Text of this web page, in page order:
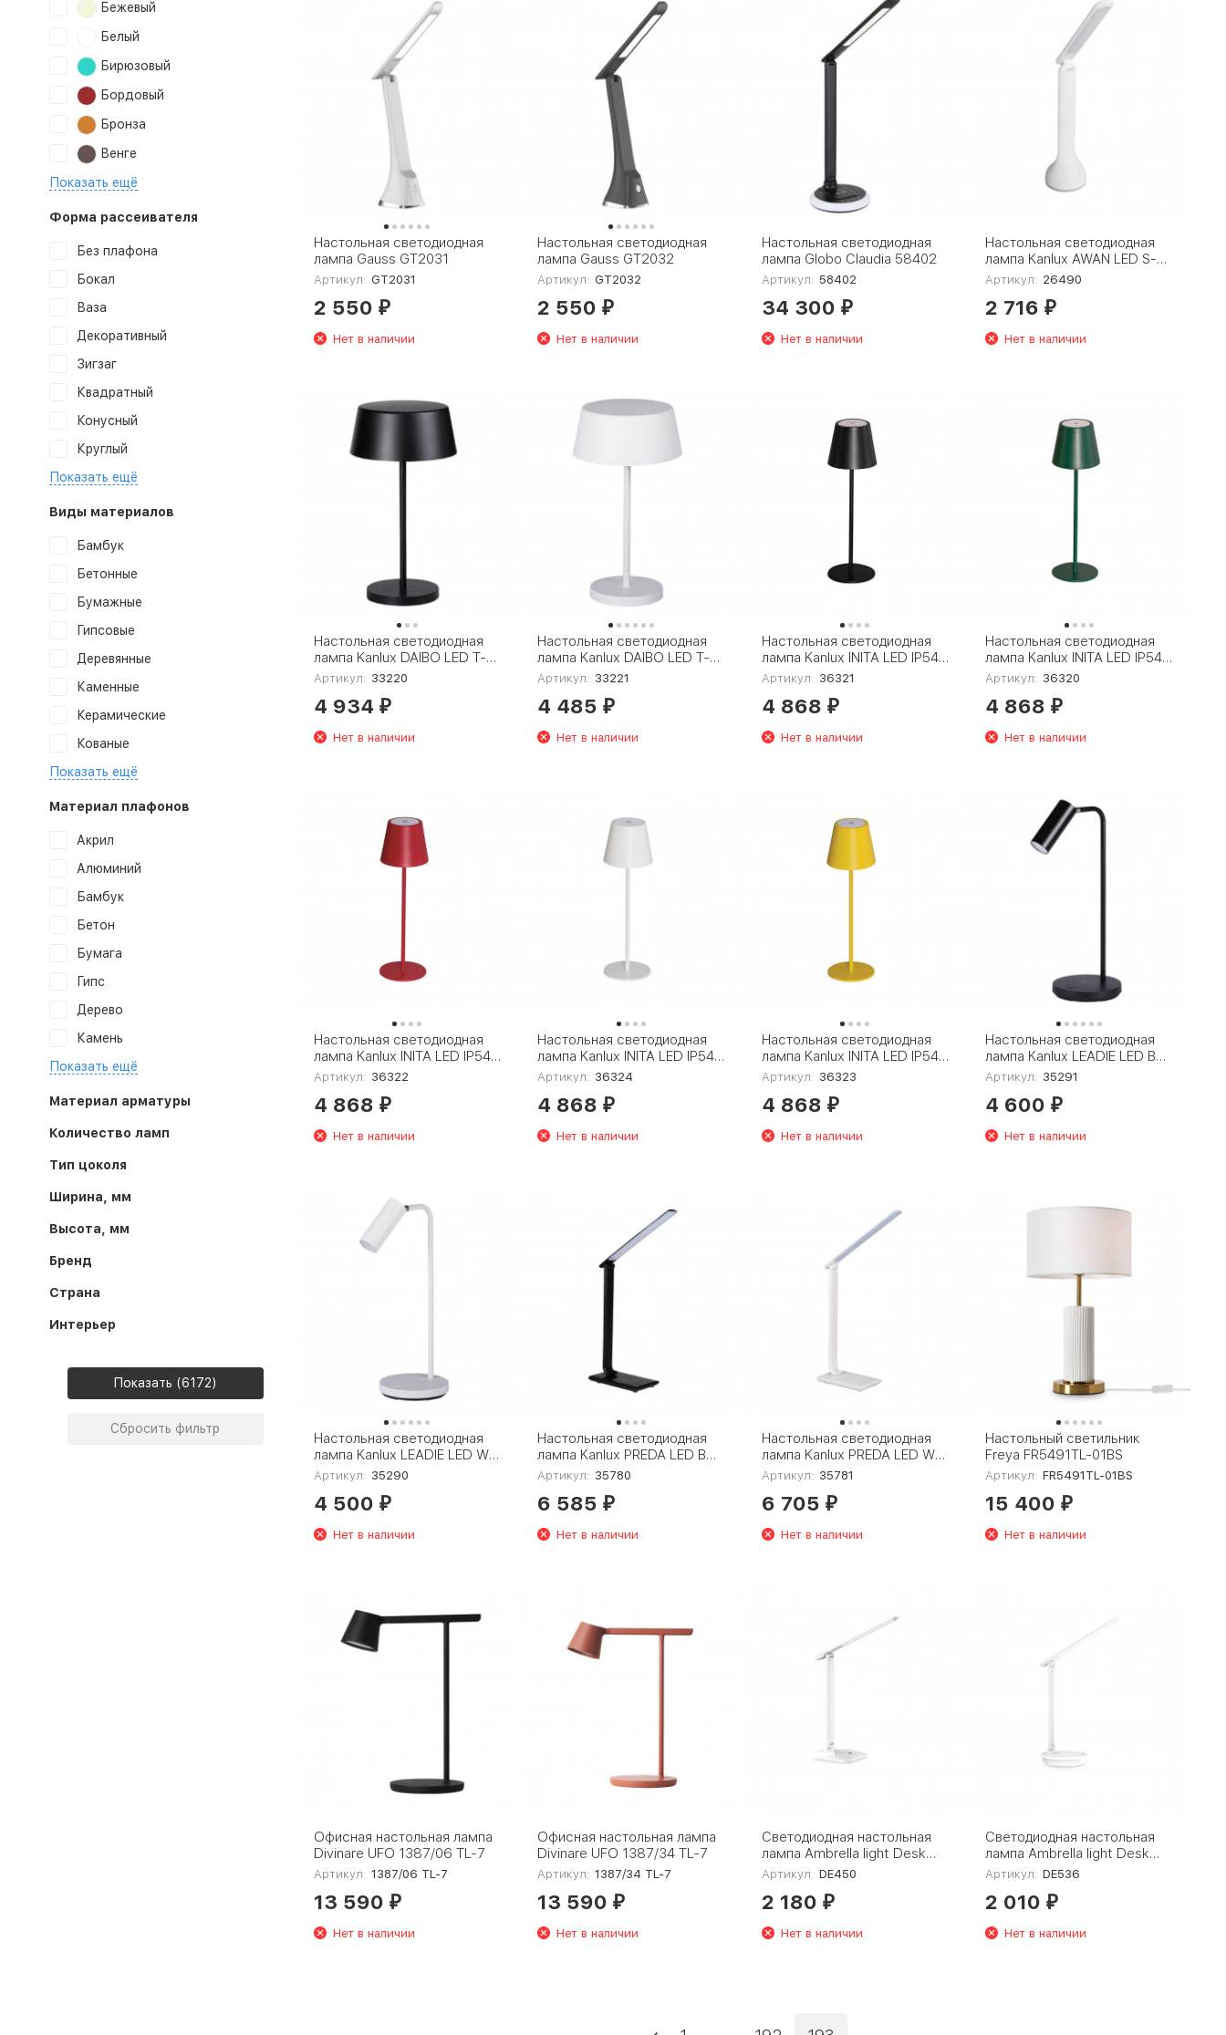
Настольная светодиодная
лампа Gauss GT2031
Артикул: GT2031
2 550 ₽
Нет в наличии
Настольная светодиодная
лампа Gauss GT2032
Артикул: GT2032
2 550 ₽
Нет в наличии
Настольная светодиодная
лампа Globo Claudia 58402
Артикул: 58402
34 300 ₽
Нет в наличии
Настольная светодиодная
лампа Kanlux AWAN LED S-W
26490
Артикул: 26490
2 716 ₽
Нет в наличии
Настольная светодиодная
лампа Kanlux DAIBO LED T-B
33220
Артикул: 33220
4 934 ₽
Нет в наличии
Настольная светодиодная
лампа Kanlux DAIBO LED T-W
33221
Артикул: 33221
4 485 ₽
Нет в наличии
Настольная светодиодная
лампа Kanlux INITA LED IP54
B 36321
Артикул: 36321
4 868 ₽
Нет в наличии
Настольная светодиодная
лампа Kanlux INITA LED IP54
GN 36320
Артикул: 36320
4 868 ₽
Нет в наличии
Настольная светодиодная
лампа Kanlux INITA LED IP54
R 36322
Артикул: 36322
4 868 ₽
Нет в наличии
Настольная светодиодная
лампа Kanlux INITA LED IP54
W 36324
Артикул: 36324
4 868 ₽
Нет в наличии
Настольная светодиодная
лампа Kanlux INITA LED IP54
Y 36323
Артикул: 36323
4 868 ₽
Нет в наличии
Настольная светодиодная
лампа Kanlux LEADIE LED B
35291
Артикул: 35291
4 600 ₽
Нет в наличии
Настольная светодиодная
лампа Kanlux LEADIE LED W
35290
Артикул: 35290
4 500 ₽
Нет в наличии
Настольная светодиодная
лампа Kanlux PREDA LED B
35780
Артикул: 35780
6 585 ₽
Нет в наличии
Настольная светодиодная
лампа Kanlux PREDA LED W
35781
Артикул: 35781
6 705 ₽
Нет в наличии
Настольный светильник
Freya FR5491TL-01BS
Артикул: FR5491TL-01BS
15 400 ₽
Нет в наличии
Офисная настольная лампа
Divinare UFO 1387/06 TL-7
Артикул: 1387/06 TL-7
13 590 ₽
Нет в наличии
Офисная настольная лампа
Divinare UFO 1387/34 TL-7
Артикул: 1387/34 TL-7
13 590 ₽
Нет в наличии
Светодиодная настольная
лампа Ambrella light Desk
DE450
Артикул: DE450
2 180 ₽
Нет в наличии
Светодиодная настольная
лампа Ambrella light Desk
DE536
Артикул: DE536
2 010 ₽
Нет в наличии
Бежевый
Белый
Бирюзовый
Бордовый
Бронза
Венге
Показать ещё
Форма рассеивателя
Без плафона
Бокал
Ваза
Декоративный
Зигзаг
Квадратный
Конусный
Круглый
Показать ещё
Виды материалов
Бамбук
Бетонные
Бумажные
Гипсовые
Деревянные
Каменные
Керамические
Кованые
Показать ещё
Материал плафонов
Акрил
Алюминий
Бамбук
Бетон
Бумага
Гипс
Дерево
Камень
Показать ещё
Материал арматуры
Количество ламп
Тип цоколя
Ширина, мм
Высота, мм
Бренд
Страна
Интерьер
Показать
Сбросить фильтр